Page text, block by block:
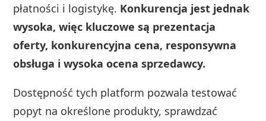
płatności i logistykę. Konkurencja jest jednak
wysoka, więc kluczowe są prezentacja
oferty, konkurencyjna cena, responsywna
obsługa i wysoka ocena sprzedawcy.
Dostępność tych platform pozwala testować
popyt na określone produkty, sprawdzać